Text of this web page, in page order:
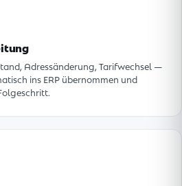
Adressänderung, Tarifwechsel —
ins ERP übernommen und